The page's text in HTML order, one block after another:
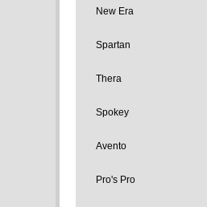
New Era
Spartan
Thera
Spokey
Avento
Pro's Pro